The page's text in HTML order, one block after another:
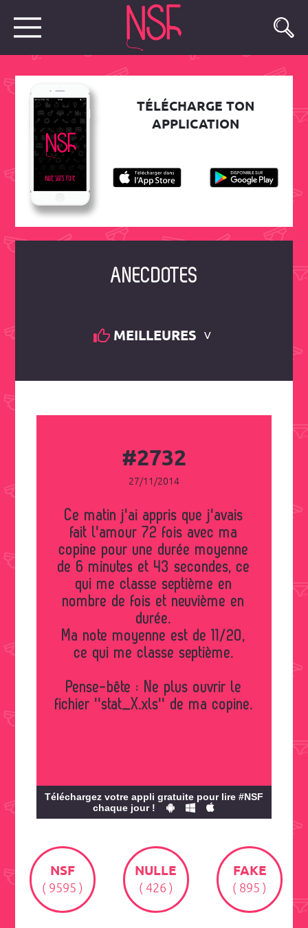
TÉLÉCHARGE TON
APPLICATION
ANECDOTES
MEILLEURES
#2732
27/11/2014
Ce matin j'ai appris que j'avais
fait l'amour 72 fois avec ma
copine pour une durée moyenne
de 6 minutes et 43 secondes, ce
qui me classe septième en
nombre de fois et neuvième en
durée.
Ma note moyenne est de 11/20,
ce qui me classe septième.
Pense-bête : Ne plus ouvrir le
fichier ''stat_X.xls'' de ma copine.
Téléchargez votre appli gratuite pour lire #NSF
chaque jour !
NSF
( 9595 )
NULLE
( 426 )
FAKE
( 895 )